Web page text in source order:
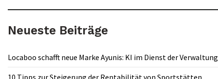
Neueste Beiträge
Locaboo schafft neue Marke Ayunis: KI im Dienst der Verwaltung